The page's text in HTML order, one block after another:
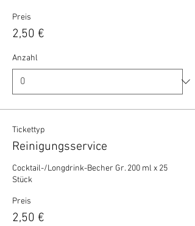
Preis
2,50 €
Anzahl
Tickettyp
Reinigungsservice
Cocktail-/Longdrink-Becher Gr. 200 ml x 25
Stück
Preis
2,50 €